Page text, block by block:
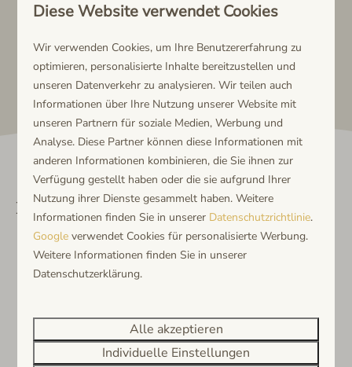
Jetzt starten in der Eifel für €29,95 p.M.
Lees ook
Diese Website verwendet Cookies
Wir verwenden Cookies, um Ihre Benutzererfahrung zu
optimieren, personalisierte Inhalte bereitzustellen und
unseren Datenverkehr zu analysieren. Wir teilen auch
Informationen über Ihre Nutzung unserer Website mit
unseren Partnern für soziale Medien, Werbung und
Analyse. Diese Partner können diese Informationen mit
anderen Informationen kombinieren, die Sie ihnen zur
Verfügung gestellt haben oder die sie aufgrund Ihrer
Nutzung ihrer Dienste gesammelt haben. Weitere
Informationen finden Sie in unserer Datenschutzrichtlinie.
Google verwendet Cookies für personalisierte Werbung.
Weitere Informationen finden Sie in unserer
Datenschutzerklärung.
Alle akzeptieren
Individuelle Einstellungen